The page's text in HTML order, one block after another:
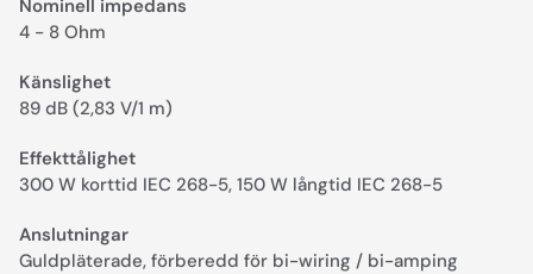
Nominell impedans
4 - 8 Ohm
Känslighet
89 dB (2,83 V/1 m)
Effekttålighet
300 W korttid IEC 268-5, 150 W långtid IEC 268-5
Anslutningar
Guldpläterade, förberedd för bi-wiring / bi-amping